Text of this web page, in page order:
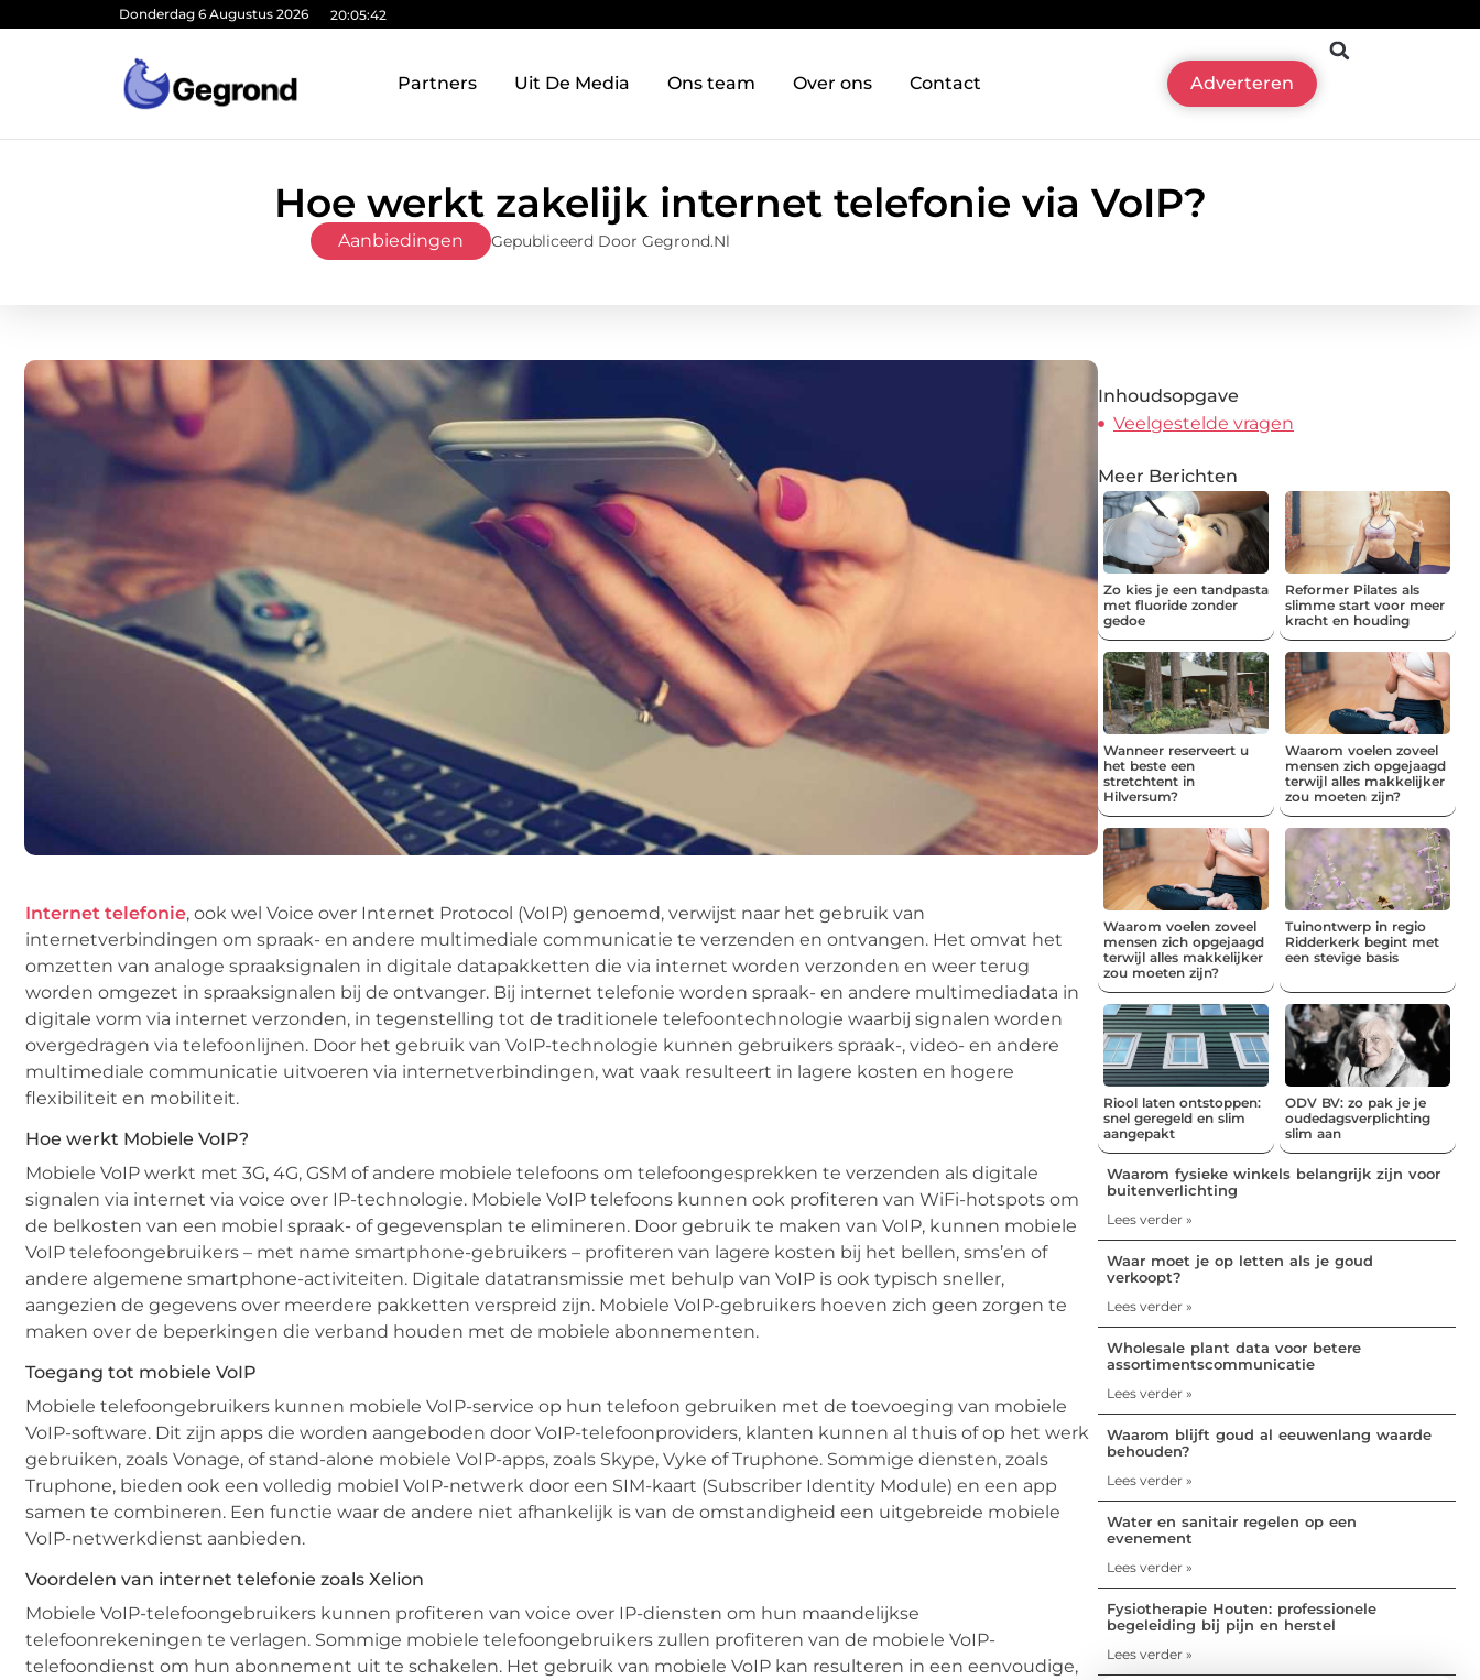
Donderdag 6 Augustus 2026 20:05:43
Partners Uit De Media Ons team Over ons Contact Adverteren
Hoe werkt zakelijk internet telefonie via VoIP?
Aanbiedingen Gepubliceerd Door Gegrond.nl
Internet telefonie, ook wel Voice over Internet Protocol (VoIP) genoemd, verwijst naar het gebruik van
internetverbindingen om spraak- en andere multimediale communicatie te verzenden en ontvangen. Het omvat het
omzetten van analoge spraaksignalen in digitale datapakketten die via internet worden verzonden en weer terug
worden omgezet in spraaksignalen bij de ontvanger. Bij internet telefonie worden spraak- en andere multimediadata in
digitale vorm via internet verzonden, in tegenstelling tot de traditionele telefoontechnologie waarbij signalen worden
overgedragen via telefoonlijnen. Door het gebruik van VoIP-technologie kunnen gebruikers spraak-, video- en andere
multimediale communicatie uitvoeren via internetverbindingen, wat vaak resulteert in lagere kosten en hogere
flexibiliteit en mobiliteit.
Hoe werkt Mobiele VoIP?
Mobiele VoIP werkt met 3G, 4G, GSM of andere mobiele telefoons om telefoongesprekken te verzenden als digitale
signalen via internet via voice over IP-technologie. Mobiele VoIP telefoons kunnen ook profiteren van WiFi-hotspots om
de belkosten van een mobiel spraak- of gegevensplan te elimineren. Door gebruik te maken van VoIP, kunnen mobiele
VoIP telefoongebruikers – met name smartphone-gebruikers – profiteren van lagere kosten bij het bellen, sms’en of
andere algemene smartphone-activiteiten. Digitale datatransmissie met behulp van VoIP is ook typisch sneller,
aangezien de gegevens over meerdere pakketten verspreid zijn. Mobiele VoIP-gebruikers hoeven zich geen zorgen te
maken over de beperkingen die verband houden met de mobiele abonnementen.
Toegang tot mobiele VoIP
Mobiele telefoongebruikers kunnen mobiele VoIP-service op hun telefoon gebruiken met de toevoeging van mobiele
VoIP-software. Dit zijn apps die worden aangeboden door VoIP-telefoonproviders, klanten kunnen al thuis of op het werk
gebruiken, zoals Vonage, of stand-alone mobiele VoIP-apps, zoals Skype, Vyke of Truphone. Sommige diensten, zoals
Truphone, bieden ook een volledig mobiel VoIP-netwerk door een SIM-kaart (Subscriber Identity Module) en een app
samen te combineren. Een functie waar de andere niet afhankelijk is van de omstandigheid een uitgebreide mobiele
VoIP-netwerkdienst aanbieden.
Voordelen van internet telefonie zoals Xelion
Mobiele VoIP-telefoongebruikers kunnen profiteren van voice over IP-diensten om hun maandelijkse
telefoonrekeningen te verlagen. Sommige mobiele telefoongebruikers zullen profiteren van de mobiele VoIP-
telefoondienst om hun abonnement uit te schakelen. Het gebruik van mobiele VoIP kan resulteren in een eenvoudige,
Inhoudsopgave
Veelgestelde vragen
Meer Berichten
Zo kies je een tandpasta
met fluoride zonder
gedoe
Reformer Pilates als
slimme start voor meer
kracht en houding
Wanneer reserveert u
het beste een
stretchtent in
Hilversum?
Waarom voelen zoveel
mensen zich opgejaagd
terwijl alles makkelijker
zou moeten zijn?
Waarom voelen zoveel
mensen zich opgejaagd
terwijl alles makkelijker
zou moeten zijn?
Tuinontwerp in regio
Ridderkerk begint met
een stevige basis
Riool laten ontstoppen:
snel geregeld en slim
aangepakt
ODV BV: zo pak je je
oudedagsverplichting
slim aan
Waarom fysieke winkels belangrijk zijn voor
buitenverlichting
Lees verder »
Waar moet je op letten als je goud
verkoopt?
Lees verder »
Wholesale plant data voor betere
assortimentscommunicatie
Lees verder »
Waarom blijft goud al eeuwenlang waarde
behouden?
Lees verder »
Water en sanitair regelen op een
evenement
Lees verder »
Fysiotherapie Houten: professionele
begeleiding bij pijn en herstel
Lees verder »